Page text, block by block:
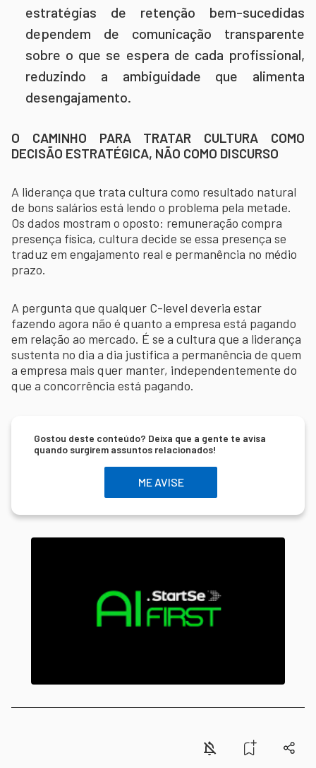
estratégias de retenção bem-sucedidas
dependem de comunicação transparente
sobre o que se espera de cada profissional,
reduzindo a ambiguidade que alimenta
desengajamento.
O CAMINHO PARA TRATAR CULTURA COMO
DECISÃO ESTRATÉGICA, NÃO COMO DISCURSO
A liderança que trata cultura como resultado natural
de bons salários está lendo o problema pela metade.
Os dados mostram o oposto: remuneração compra
presença física, cultura decide se essa presença se
traduz em engajamento real e permanência no médio
prazo.
A pergunta que qualquer C-level deveria estar
fazendo agora não é quanto a empresa está pagando
em relação ao mercado. É se a cultura que a liderança
sustenta no dia a dia justifica a permanência de quem
a empresa mais quer manter, independentemente do
que a concorrência está pagando.
Gostou deste conteúdo? Deixa que a gente te avisa
quando surgirem assuntos relacionados!
ME AVISE